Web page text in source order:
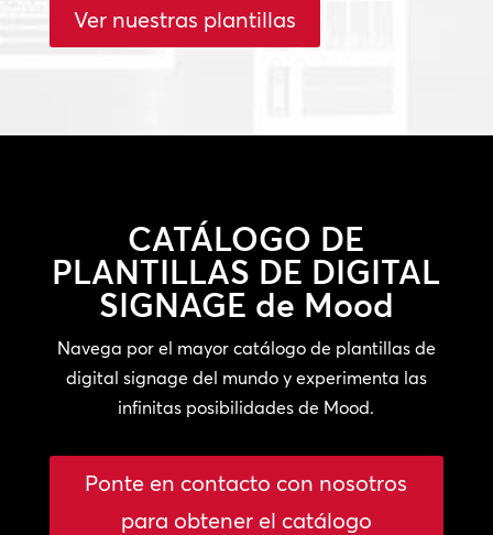
Ver nuestras plantillas
CATÁLOGO DE
PLANTILLAS DE DIGITAL
SIGNAGE de Mood
Navega por el mayor catálogo de plantillas de
digital signage del mundo y experimenta las
infinitas posibilidades de Mood.
Ponte en contacto con nosotros
para obtener el catálogo